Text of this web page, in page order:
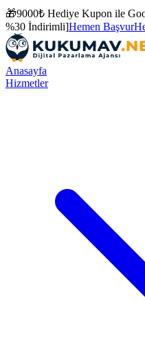
🎁9000₺ Hediye Kupon ile
%30 İndirimli]Hemen Başvur
Anasayfa
Hizmetler